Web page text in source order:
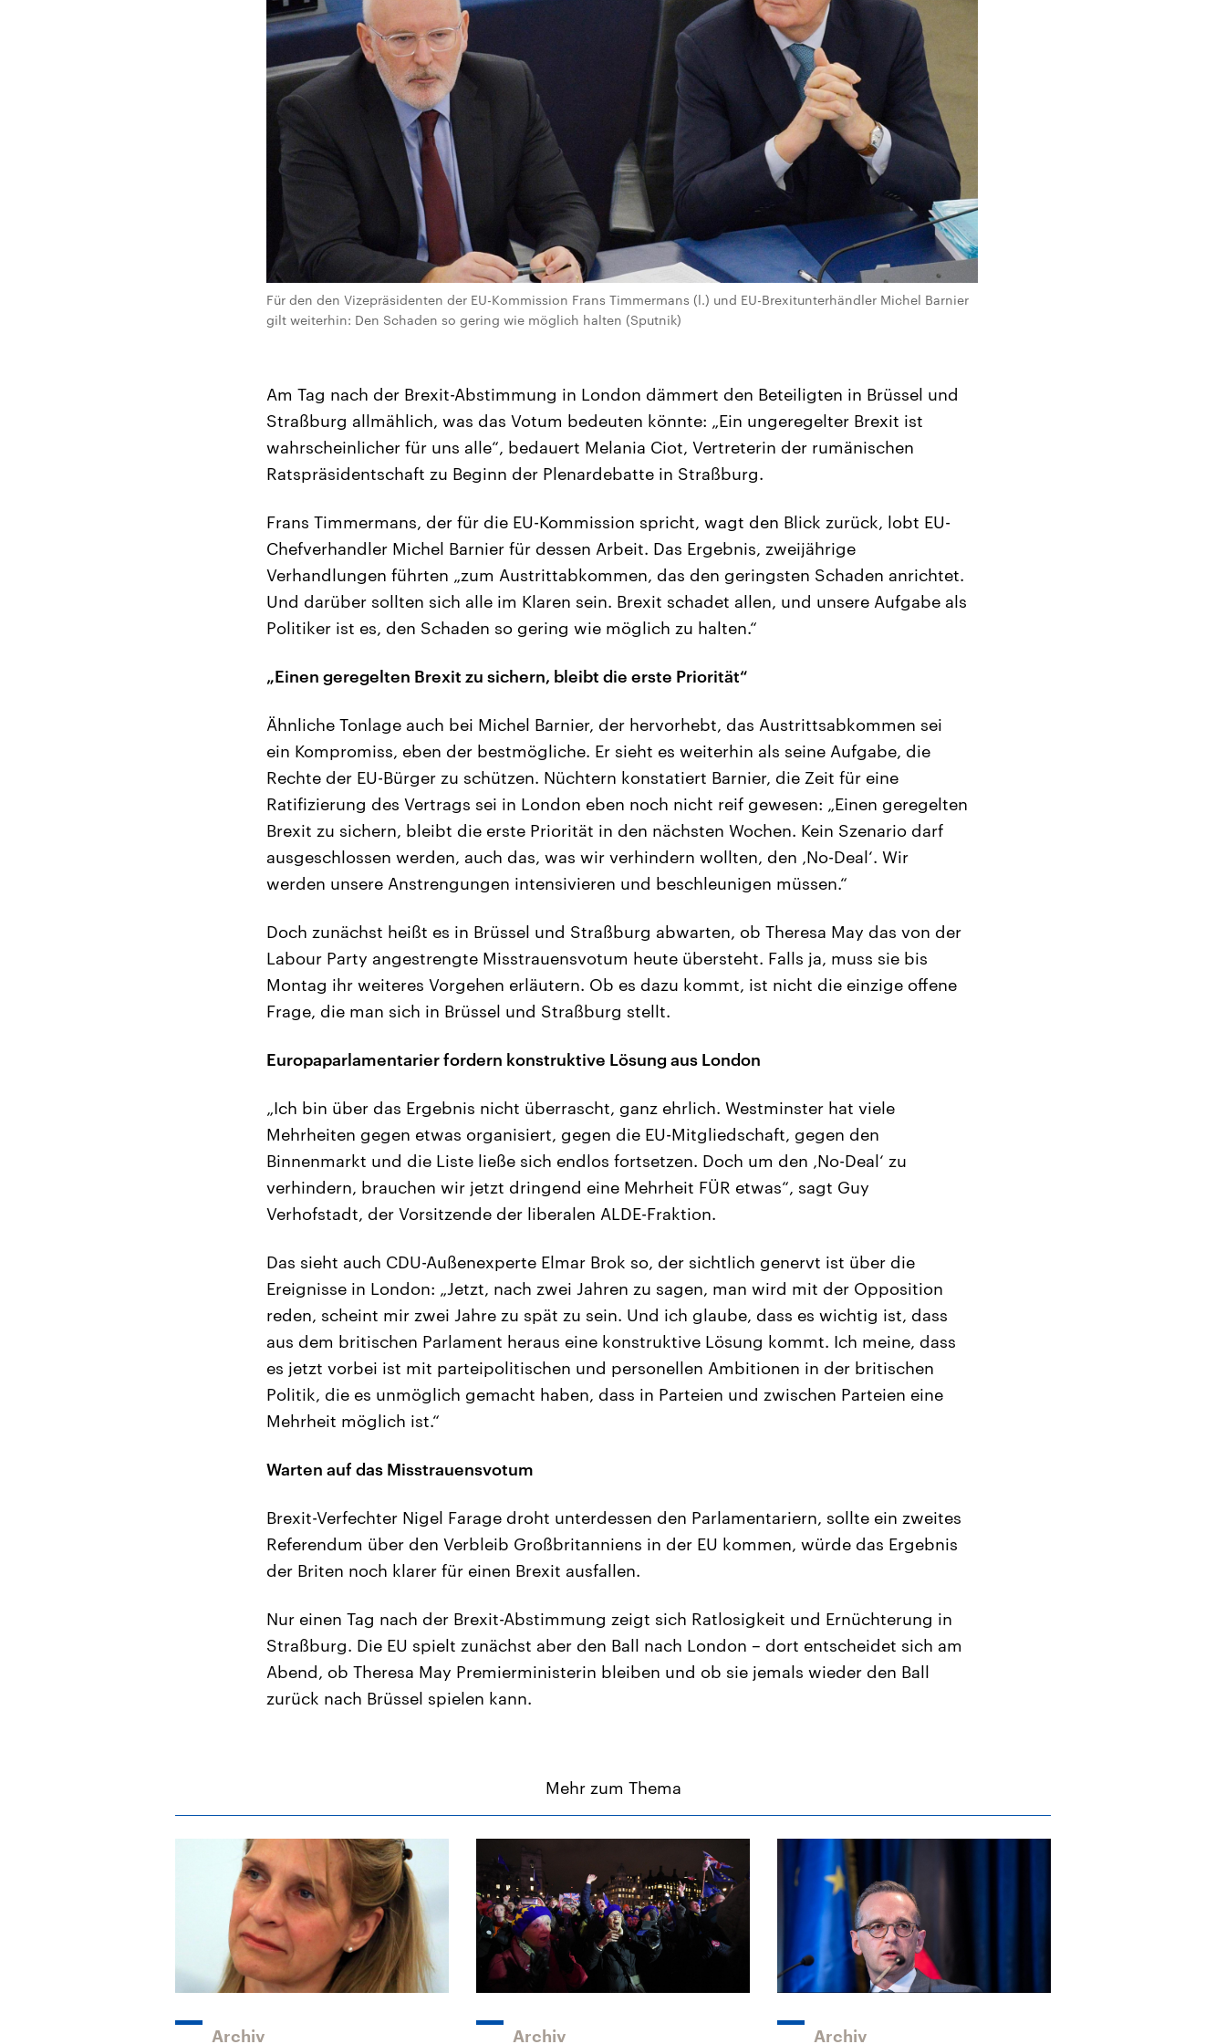
Für den den Vizepräsidenten der EU-Kommission Frans Timmermans (l.) und EU-Brexitunterhändler Michel Barnier
gilt weiterhin: Den Schaden so gering wie möglich halten (Sputnik)
Am Tag nach der Brexit-Abstimmung in London dämmert den Beteiligten in Brüssel und
Straßburg allmählich, was das Votum bedeuten könnte: „Ein ungeregelter Brexit ist
wahrscheinlicher für uns alle“, bedauert Melania Ciot, Vertreterin der rumänischen
Ratspräsidentschaft zu Beginn der Plenardebatte in Straßburg.
Frans Timmermans, der für die EU-Kommission spricht, wagt den Blick zurück, lobt EU-
Chefverhandler Michel Barnier für dessen Arbeit. Das Ergebnis, zweijährige
Verhandlungen führten „zum Austrittabkommen, das den geringsten Schaden anrichtet.
Und darüber sollten sich alle im Klaren sein. Brexit schadet allen, und unsere Aufgabe als
Politiker ist es, den Schaden so gering wie möglich zu halten.“
„Einen geregelten Brexit zu sichern, bleibt die erste Priorität“
Ähnliche Tonlage auch bei Michel Barnier, der hervorhebt, das Austrittsabkommen sei
ein Kompromiss, eben der bestmögliche. Er sieht es weiterhin als seine Aufgabe, die
Rechte der EU-Bürger zu schützen. Nüchtern konstatiert Barnier, die Zeit für eine
Ratifizierung des Vertrags sei in London eben noch nicht reif gewesen: „Einen geregelten
Brexit zu sichern, bleibt die erste Priorität in den nächsten Wochen. Kein Szenario darf
ausgeschlossen werden, auch das, was wir verhindern wollten, den ‚No-Deal‘. Wir
werden unsere Anstrengungen intensivieren und beschleunigen müssen.“
Doch zunächst heißt es in Brüssel und Straßburg abwarten, ob Theresa May das von der
Labour Party angestrengte Misstrauensvotum heute übersteht. Falls ja, muss sie bis
Montag ihr weiteres Vorgehen erläutern. Ob es dazu kommt, ist nicht die einzige offene
Frage, die man sich in Brüssel und Straßburg stellt.
Europaparlamentarier fordern konstruktive Lösung aus London
„Ich bin über das Ergebnis nicht überrascht, ganz ehrlich. Westminster hat viele
Mehrheiten gegen etwas organisiert, gegen die EU-Mitgliedschaft, gegen den
Binnenmarkt und die Liste ließe sich endlos fortsetzen. Doch um den ‚No-Deal‘ zu
verhindern, brauchen wir jetzt dringend eine Mehrheit FÜR etwas“, sagt Guy
Verhofstadt, der Vorsitzende der liberalen ALDE-Fraktion.
Das sieht auch CDU-Außenexperte Elmar Brok so, der sichtlich genervt ist über die
Ereignisse in London: „Jetzt, nach zwei Jahren zu sagen, man wird mit der Opposition
reden, scheint mir zwei Jahre zu spät zu sein. Und ich glaube, dass es wichtig ist, dass
aus dem britischen Parlament heraus eine konstruktive Lösung kommt. Ich meine, dass
es jetzt vorbei ist mit parteipolitischen und personellen Ambitionen in der britischen
Politik, die es unmöglich gemacht haben, dass in Parteien und zwischen Parteien eine
Mehrheit möglich ist.“
Warten auf das Misstrauensvotum
Brexit-Verfechter Nigel Farage droht unterdessen den Parlamentariern, sollte ein zweites
Referendum über den Verbleib Großbritanniens in der EU kommen, würde das Ergebnis
der Briten noch klarer für einen Brexit ausfallen.
Nur einen Tag nach der Brexit-Abstimmung zeigt sich Ratlosigkeit und Ernüchterung in
Straßburg. Die EU spielt zunächst aber den Ball nach London – dort entscheidet sich am
Abend, ob Theresa May Premierministerin bleiben und ob sie jemals wieder den Ball
zurück nach Brüssel spielen kann.
Mehr zum Thema
Archiv Archiv Archiv